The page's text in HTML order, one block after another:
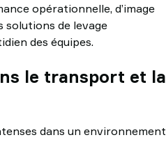
opérationnelle, d’image
solutions de levage
des équipes.
le transport et la
dans un environnement